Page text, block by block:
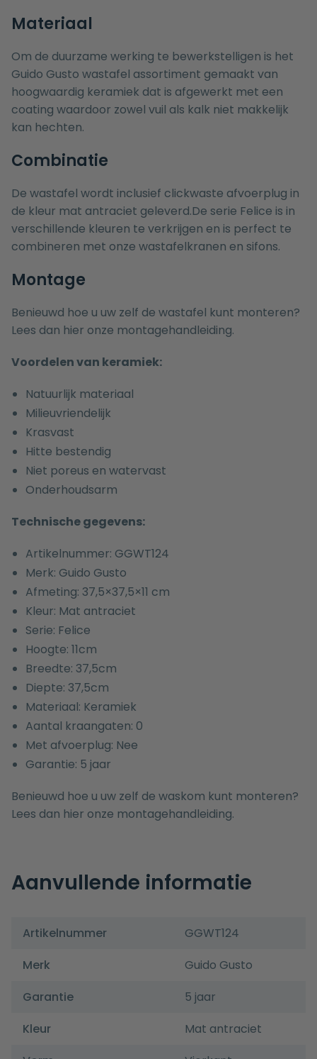
Materiaal
Om de duurzame werking te bewerkstelligen is het
Guido Gusto wastafel assortiment gemaakt van
hoogwaardig keramiek dat is afgewerkt met een
coating waardoor zowel vuil als kalk niet makkelijk
kan hechten.
Combinatie
De wastafel wordt inclusief clickwaste afvoerplug in
de kleur mat antraciet geleverd.De serie Felice is in
verschillende kleuren te verkrijgen en is perfect te
combineren met onze wastafelkranen en sifons.
Montage
Benieuwd hoe u uw zelf de wastafel kunt monteren?
Lees dan hier onze montagehandleiding.
Voordelen van keramiek:
Natuurlijk materiaal
Milieuvriendelijk
Krasvast
Hitte bestendig
Niet poreus en watervast
Onderhoudsarm
Technische gegevens:
Artikelnummer: GGWT124
Merk: Guido Gusto
Afmeting: 37,5×37,5×11 cm
Kleur: Mat antraciet
Serie: Felice
Hoogte: 11cm
Breedte: 37,5cm
Diepte: 37,5cm
Materiaal: Keramiek
Aantal kraangaten: 0
Met afvoerplug: Nee
Garantie: 5 jaar
Benieuwd hoe u uw zelf de waskom kunt monteren?
Lees dan hier onze montagehandleiding.
Aanvullende informatie
Artikelnummer
GGWT124
Merk
Guido Gusto
Garantie
5 jaar
Kleur
Mat antraciet